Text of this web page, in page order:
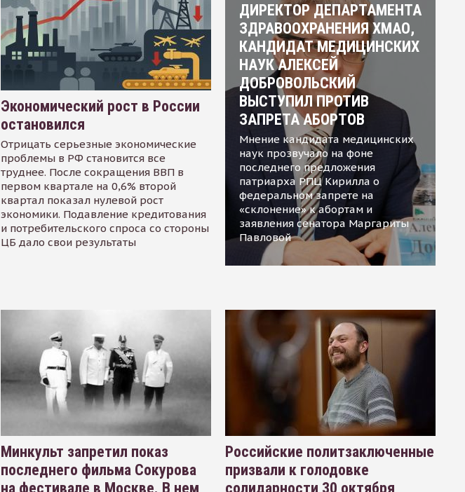
Экономический рост в России
остановился
Отрицать серьезные экономические
проблемы в РФ становится все
труднее. После сокращения ВВП в
первом квартале на 0,6% второй
квартал показал нулевой рост
экономики. Подавление кредитования
и потребительского спроса со стороны
ЦБ дало свои результаты
ДИРЕКТОР ДЕПАРТАМЕНТА
ЗДРАВООХРАНЕНИЯ ХМАО,
КАНДИДАТ МЕДИЦИНСКИХ
НАУК АЛЕКСЕЙ
ДОБРОВОЛЬСКИЙ
ВЫСТУПИЛ ПРОТИВ
ЗАПРЕТА АБОРТОВ
Мнение кандидата медицинских
наук прозвучало на фоне
последнего предложения
патриарха РПЦ Кирилла о
федеральном запрете на
«склонение» к абортам и
заявления сенатора Маргариты
Павловой
Минкульт запретил показ
последнего фильма Сокурова
на фестивале в Москве. В нем
Российские политзаключенные
призвали к голодовке
солидарности 30 октября